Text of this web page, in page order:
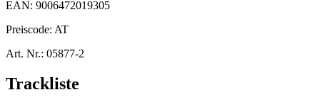
EAN: 9006472019305
Preiscode: AT
Art. Nr.: 05877-2
Trackliste